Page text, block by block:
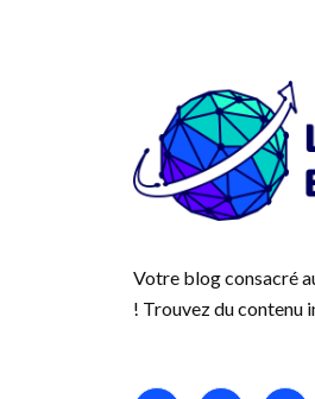
Votre blog consacré
! Trouvez du